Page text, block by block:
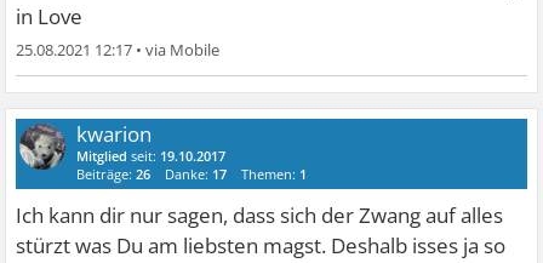
in Love
25.08.2021 12:17 •
kwarion
Mitglied seit: 19.10.2017
Beiträge:26 Danke: 17 Themen: 1
Ich kann dir nur sagen, dass sich der Zwang auf alles
stürzt was Du am liebsten magst. Deshalb isses ja so